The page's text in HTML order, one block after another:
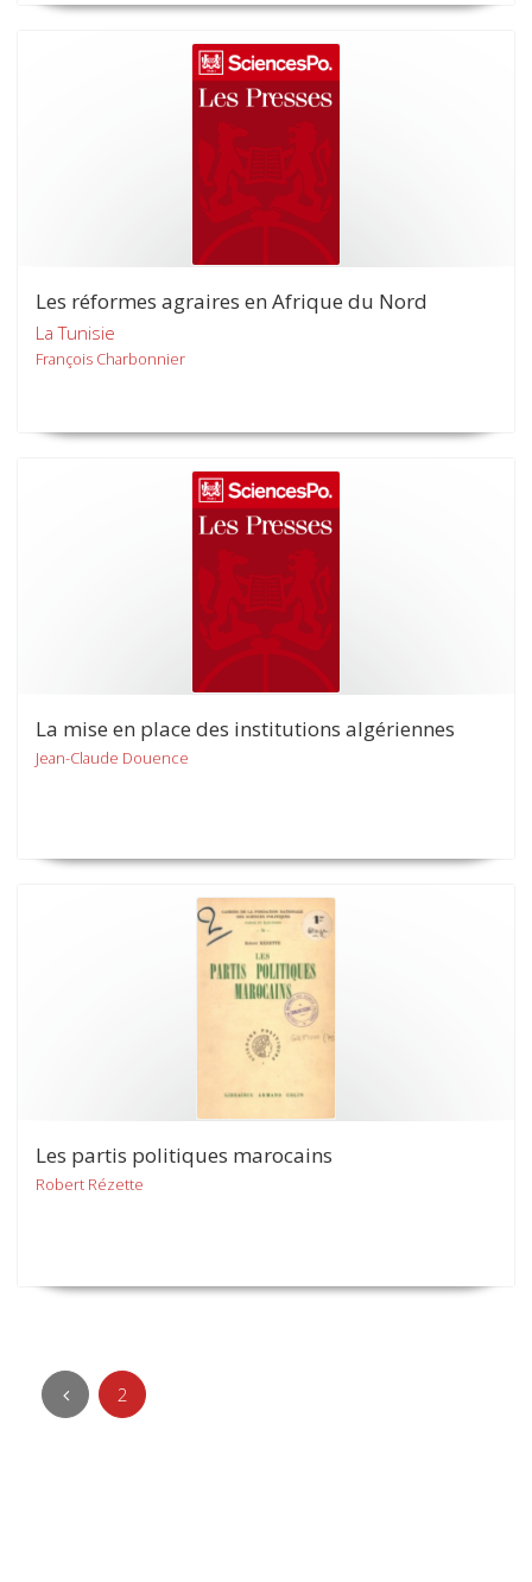
Les réformes agraires en Afrique du Nord
La Tunisie
François Charbonnier
La mise en place des institutions algériennes
Jean-Claude Douence
Les partis politiques marocains
Robert Rézette
2